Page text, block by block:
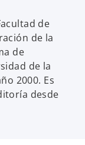
de
de la
de
de la
2000. Es
desde